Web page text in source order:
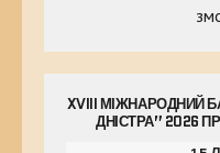
XVIII МІЖНАРОДНИЙ
ДНІСТРА” 2026